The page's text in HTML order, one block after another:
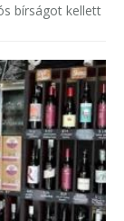
bírságot kellett